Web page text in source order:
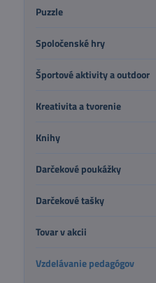
Puzzle
Spoločenské hry
Športové aktivity a outdoor
Kreativita a tvorenie
Knihy
Darčekové poukážky
Darčekové tašky
Tovar v akcii
Vzdelávanie pedagógov